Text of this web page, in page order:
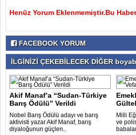
Henüz Yorum Eklenmemiştir.Bu
FACEBOOK YORUM
İLGİNİZİ ÇEKEBİLECEK DİĞER
Akif Manaf’a “Sudan-Türkiye
Barış Ödülü” Verildi
Nobel Barış Ödülü adayı ve barış
aktivisti yazar Akif Manaf, barış
diyaloğunun güçlen..
Milli
ve